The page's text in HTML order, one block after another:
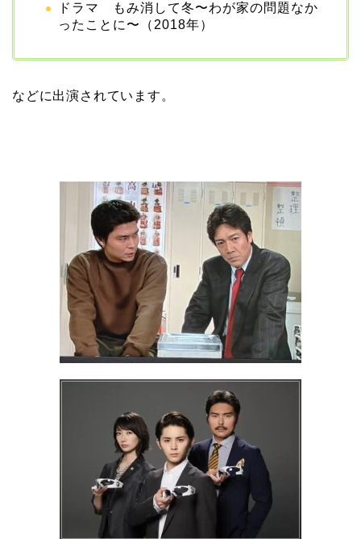
ドラマ もみ消して冬〜わが家の問題なか
ったことに〜（2018年）
などに出演されています。